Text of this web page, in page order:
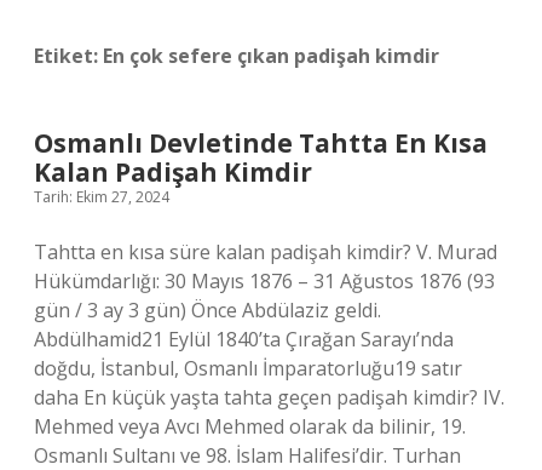
Etiket: En çok sefere çıkan padişah kimdir
Osmanlı Devletinde Tahtta En Kısa
Kalan Padişah Kimdir
Tarih: Ekim 27, 2024
Tahtta en kısa süre kalan padişah kimdir? V. Murad
Hükümdarlığı: 30 Mayıs 1876 – 31 Ağustos 1876 (93
gün / 3 ay 3 gün) Önce Abdülaziz geldi.
Abdülhamid21 Eylül 1840’ta Çırağan Sarayı’nda
doğdu, İstanbul, Osmanlı İmparatorluğu19 satır
daha En küçük yaşta tahta geçen padişah kimdir? IV.
Mehmed veya Avcı Mehmed olarak da bilinir, 19.
Osmanlı Sultanı ve 98. İslam Halifesi’dir. Turhan